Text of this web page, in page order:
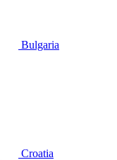
Bulgaria
Croatia